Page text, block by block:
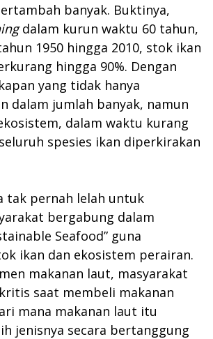
banyak. Buktinya,
dalam kurun waktu 60 tahun,
1950 hingga 2010, stok ikan
hingga 90%. Dengan
yang tidak hanya
dalam jumlah banyak, namun
dalam waktu kurang
spesies ikan diperkirakan
tak pernah lelah untuk
bergabung dalam
Seafood” guna
ikan dan ekosistem perairan.
makanan laut, masyarakat
saat membeli makanan
mana makanan laut itu
jenisnya secara bertanggung